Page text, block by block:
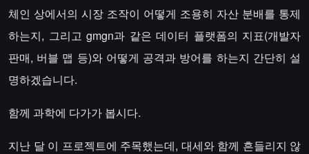
체인 상에서의 시장 조작이 어떻게 조용히 자산 분배를 통제
하는지, 그리고 gmgn과 같은 데이터 플랫폼의 지표(개발자
판매, 버블 맵 등)와 어떻게 공격과 방어를 하는지 간단히 설
명하겠습니다.
함께 과학에 다가가 봅시다.
지난 달 이 프로젝트에 주목했는데, 대세와 함께 흔들리지 않